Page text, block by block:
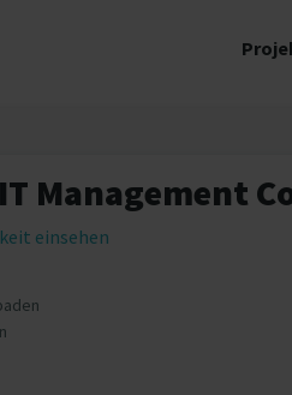
Management
einsehen